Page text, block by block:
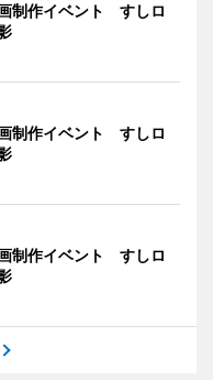
制作イベント すしロ
制作イベント すしロ
制作イベント すしロ